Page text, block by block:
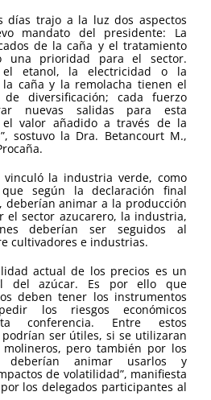
días trajo a la luz dos aspectos
mandato del presidente: La
de la caña y el tratamiento
una prioridad para el sector.
el etanol, la electricidad o la
caña y la remolacha tienen el
de diversificación; cada fuerzo
nuevas salidas para esta
el valor añadido a través de la
sostuvo la Dra. Betancourt M.,
vinculó la industria verde, como
según la declaración final
deberían animar a la producción
el sector azucarero, la industria,
deberían ser seguidos al
cultivadores e industrias.
actual de los precios es un
del azúcar. Es por ello que
deben tener los instrumentos
los riesgos económicos
conferencia. Entre estos
ser útiles, si se utilizaran
pero también por los
deberían animar usarlos y
de volatilidad”, manifiesta
los delegados participantes al